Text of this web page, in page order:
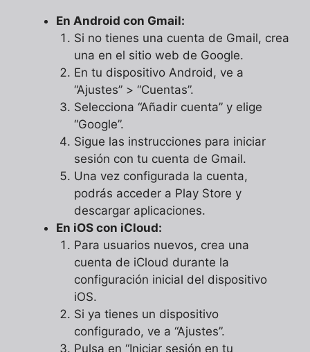
En Android con Gmail:
Si no tienes una cuenta de Gmail, crea
una en el sitio web de Google.
En tu dispositivo Android, ve a
“Ajustes” > “Cuentas”.
Selecciona “Añadir cuenta” y elige
“Google”.
Sigue las instrucciones para iniciar
sesión con tu cuenta de Gmail.
Una vez configurada la cuenta,
podrás acceder a Play Store y
descargar aplicaciones.
En iOS con iCloud:
Para usuarios nuevos, crea una
cuenta de iCloud durante la
configuración inicial del dispositivo
iOS.
Si ya tienes un dispositivo
configurado, ve a “Ajustes”.
Pulsa en “Iniciar sesión en tu